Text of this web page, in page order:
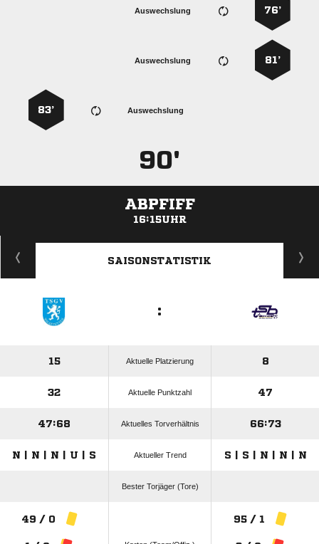
76’
Auswechslung
81’
Auswechslung
Auswechslung
83’
90'
ABPFIFF
16:15UHR
ANZEIGE
SAISONSTATISTIK
:
15 Aktuelle Platzierung 8
32 Aktuelle Punktzahl 47
47:68 Aktuelles Torverhältnis 66:73
N | N | N | U | S Aktueller Trend S | S | N | N | N
Bester Torjäger (Tore)
49 / 0 95 / 1